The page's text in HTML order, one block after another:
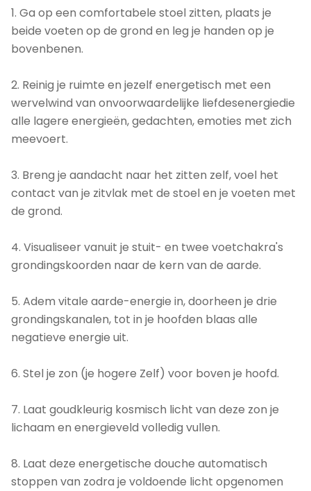
1. Ga op een comfortabele stoel zitten, plaats je
beide voeten op de grond en leg je handen op je
bovenbenen.
2. Reinig je ruimte en jezelf energetisch met een
wervelwind van onvoorwaardelijke liefdesenergiedie
alle lagere energieën, gedachten, emoties met zich
meevoert.
3. Breng je aandacht naar het zitten zelf, voel het
contact van je zitvlak met de stoel en je voeten met
de grond.
4. Visualiseer vanuit je stuit- en twee voetchakra's
grondingskoorden naar de kern van de aarde.
5. Adem vitale aarde-energie in, doorheen je drie
grondingskanalen, tot in je hoofden blaas alle
negatieve energie uit.
6. Stel je zon (je hogere Zelf) voor boven je hoofd.
7. Laat goudkleurig kosmisch licht van deze zon je
lichaam en energieveld volledig vullen.
8. Laat deze energetische douche automatisch
stoppen van zodra je voldoende licht opgenomen